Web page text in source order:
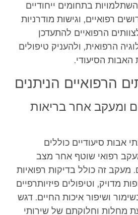
השתלמויות בתחומים ייחודיים
רפואיים, וגישות מודרניות
הרפואיים להתעדכן
הרפואית, ולהעניק טיפולים
האבות הסיעודי.
הרפואיים הניתנים
ומעקב אחר בריאות
אבות סיעודיים כוללים
רפואי שוטף אחר מצב
מעקב זה כולל בדיקות רפואיות
מדויק, וטיפולים פיזיותרפיים
ושיפור איכות החיים. דגש
מחלות וחלוקתם של שירותי